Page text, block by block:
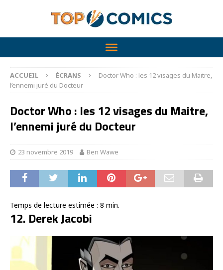
ACCUEIL ÉCRANS
Doctor Who : les 12 visages du Maitre,
l’ennemi juré du Docteur
Doctor Who : les 12 visages du Maitre,
l’ennemi juré du Docteur
23 novembre 2019 Ben Wawe
Temps de lecture estimée : 8 min.
12. Derek Jacobi